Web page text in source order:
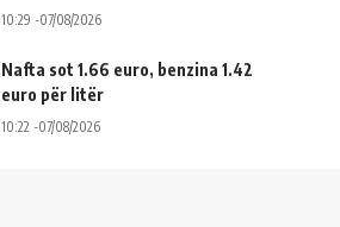
10:29 -07/08/2026
Nafta sot 1.66 euro, benzina 1.42
euro për litër
10:22 -07/08/2026